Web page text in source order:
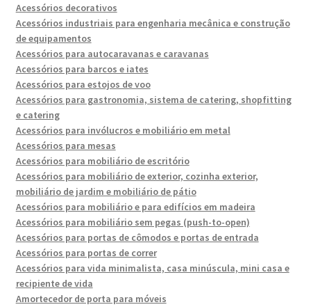
Acessórios decorativos
Acessórios industriais para engenharia mecânica e construção
de equipamentos
Acessórios para autocaravanas e caravanas
Acessórios para barcos e iates
Acessórios para estojos de voo
Acessórios para gastronomia, sistema de catering, shopfitting
e catering
Acessórios para invólucros e mobiliário em metal
Acessórios para mesas
Acessórios para mobiliário de escritório
Acessórios para mobiliário de exterior, cozinha exterior,
mobiliário de jardim e mobiliário de pátio
Acessórios para mobiliário e para edifícios em madeira
Acessórios para mobiliário sem pegas (push-to-open)
Acessórios para portas de cômodos e portas de entrada
Acessórios para portas de correr
Acessórios para vida minimalista, casa minúscula, mini casa e
recipiente de vida
Amortecedor de porta para móveis